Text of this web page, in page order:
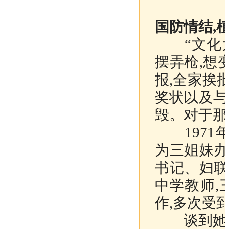
国防情结,
“文化大
摆弄枪,想
报,全家挨
奖状以及
毁。对于
1971年,
为三姐妹
书记、妇
中学教师,
作,多次受
谈到她